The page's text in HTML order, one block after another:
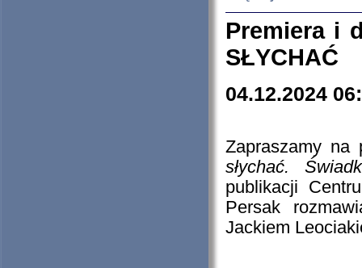
Premiera i
SŁYCHAĆ
04.12.2024
Zapraszamy
słychać.
publikacji
Persak
Jackiem